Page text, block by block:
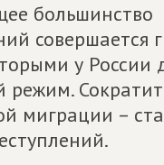
большинство
совершается
у России
режим.
миграции –